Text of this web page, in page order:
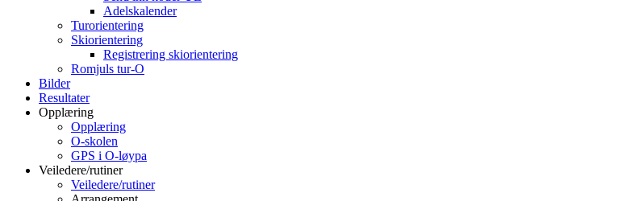
Adelskalender
Turorientering
Skiorientering
Registrering skiorientering
Romjuls tur-O
Bilder
Resultater
Opplæring
Opplæring
O-skolen
GPS i O-løypa
Veiledere/rutiner
Veiledere/rutiner